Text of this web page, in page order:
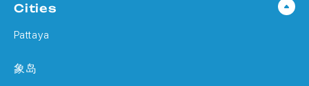
Cities
Pattaya
象岛